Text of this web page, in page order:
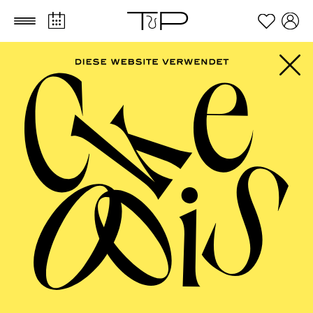
Zum Hauptinhalt springen Zum Footer springen
Rosamond Thomas
Die britische Mezzosopranistin Rosamond Thomas ist
Absolventin der Universität für Musik und darstellende
Kunst in Wien und der Royal Academy of Music in
London. Sie spielte die Rolle der Asteria in Glucks La
Corona
für das Teatro Barocco in Burg Perchtoldsdorf,
Komponist in Strauss'
Ariadne auf Naxos
(2021) und
L'Enfant in RavelsL'Enfant et les sortilèges
(2020) im
Theater Schönbrunn und Sorceress ( Dido und Aeneas
beim Ryedale Festival 2019. An der Staatsoper